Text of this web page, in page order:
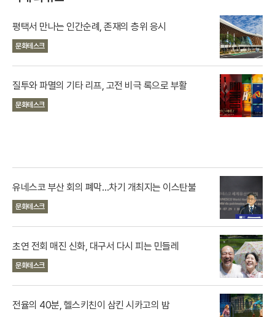
평택서 만나는 인간순례, 존재의 층위 응시
문화테스크
질투와 파멸의 기타 리프, 고전 비극 록으로 부활
문화테스크
유네스코 부산 회의 폐막…차기 개최지는 이스탄불
문화테스크
초연 전회 매진 신화, 대구서 다시 피는 민들레
문화테스크
전율의 40분, 헬스키친이 삼킨 시카고의 밤